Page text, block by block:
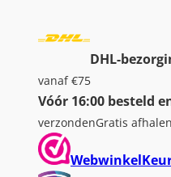
DHL-
vanaf €75
Vóór 16:00 besteld
verzondenGratis